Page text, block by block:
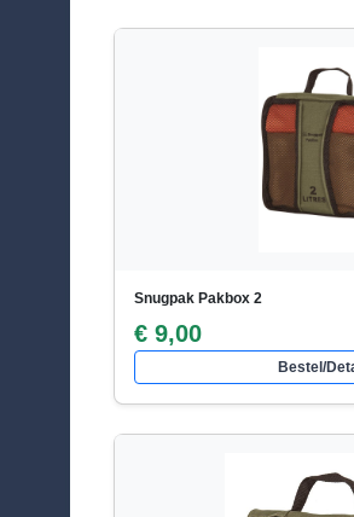
Snugpak Pakbox 2
€ 9,00
Bestel/